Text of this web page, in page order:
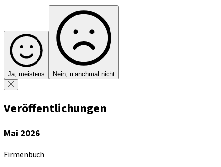
Ja, meistens Nein, manchmal nicht
Veröffentlichungen
Mai 2026
Firmenbuch